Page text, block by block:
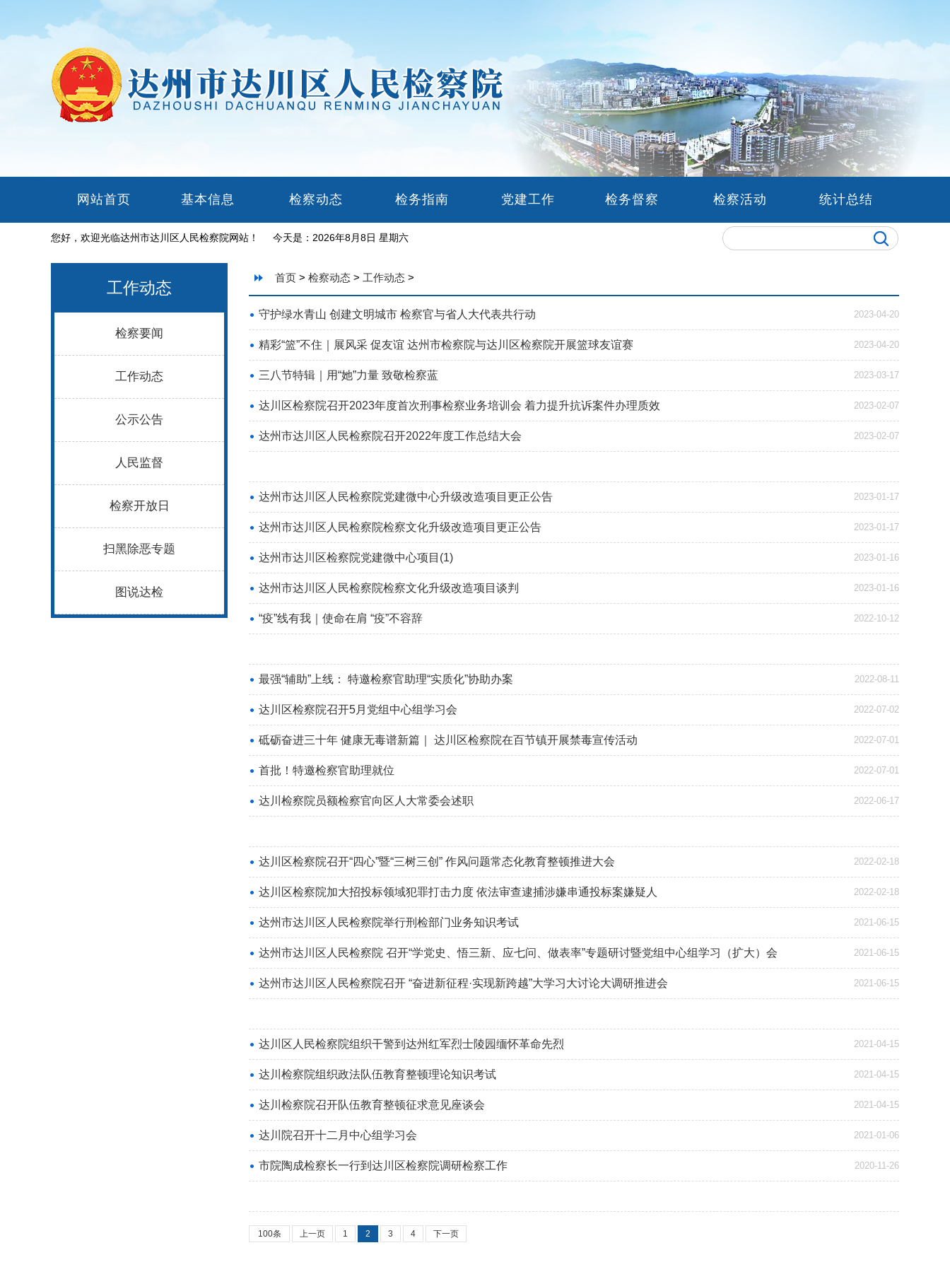
网站首页 基本信息 检察动态 检务指南 党建工作 检务督察 检察活动 统计总结
您好，欢迎光临达州市达川区人民检察院网站！ 今天是： 2026年8月8日 星期六
工作动态
检察要闻
工作动态
公示公告
人民监督
检察开放日
扫黑除恶专题
图说达检
首页> 检察动态> 工作动态>
2023-04-20
守护绿水青山 创建文明城市 检察官与省人大代表共行动
2023-04-20
精彩“篮”不住｜展风采 促友谊 达州市检察院与达川区检察院开展篮球友谊赛
2023-03-17
三八节特辑｜用“她”力量 致敬检察蓝
2023-02-07
达川区检察院召开2023年度首次刑事检察业务培训会 着力提升抗诉案件办理质效
2023-02-07
达州市达川区人民检察院召开2022年度工作总结大会
2023-01-17
达州市达川区人民检察院党建微中心升级改造项目更正公告
2023-01-17
达州市达川区人民检察院检察文化升级改造项目更正公告
2023-01-16
达州市达川区检察院党建微中心项目(1)
2023-01-16
达州市达川区人民检察院检察文化升级改造项目谈判
2022-10-12
“疫”线有我｜使命在肩 “疫”不容辞
2022-08-11
最强“辅助”上线： 特邀检察官助理“实质化”协助办案
2022-07-02
达川区检察院召开5月党组中心组学习会
2022-07-01
砥砺奋进三十年 健康无毒谱新篇｜ 达川区检察院在百节镇开展禁毒宣传活动
2022-07-01
首批！特邀检察官助理就位
2022-06-17
达川检察院员额检察官向区人大常委会述职
2022-02-18
达川区检察院召开“四心”暨“三树三创” 作风问题常态化教育整顿推进大会
2022-02-18
​达川区检察院加大招投标领域犯罪打击力度 依法审查逮捕涉嫌串通投标案嫌疑人
2021-06-15
达州市达川区人民检察院举行刑检部门业务知识考试
2021-06-15
达州市达川区人民检察院 召开“学党史、悟三新、应七问、做表率”专题研讨暨党组中心组学习（扩大）会
2021-06-15
达州市达川区人民检察院召开 “奋进新征程·实现新跨越”大学习大讨论大调研推进会
2021-04-15
达川区人民检察院组织干警到达州红军烈士陵园缅怀革命先烈
2021-04-15
达川检察院组织政法队伍教育整顿理论知识考试
2021-04-15
达川检察院召开队伍教育整顿征求意见座谈会
2021-01-06
达川院召开十二月中心组学习会
2020-11-26
市院陶成检察长一行到达川区检察院调研检察工作
100条 上一页 1 2 3 4 下一页